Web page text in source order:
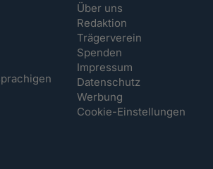
Über uns
Redaktion
Trägerverein
Spenden
Impressum
Datenschutz
Werbung
Cookie-Einstellungen